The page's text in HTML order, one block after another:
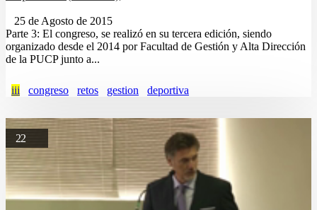
25 de Agosto de 2015
Parte 3: El congreso, se realizó en su tercera edición, siendo
organizado desde el 2014 por Facultad de Gestión y Alta Dirección
de la PUCP junto a...
iii congreso retos gestion deportiva
22